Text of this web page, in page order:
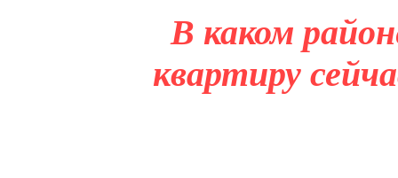
В каком
квартиру